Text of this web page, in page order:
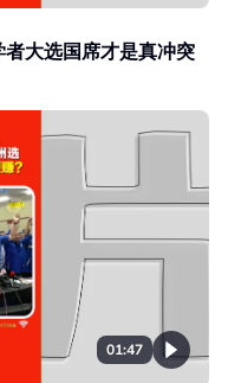
大选国席才是真冲突
01:47